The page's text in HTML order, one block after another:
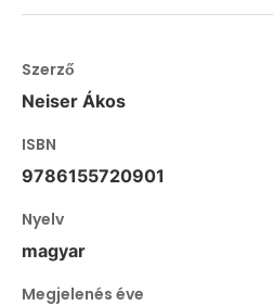
Szerző
Neiser Ákos
ISBN
9786155720901
Nyelv
magyar
Megjelenés éve